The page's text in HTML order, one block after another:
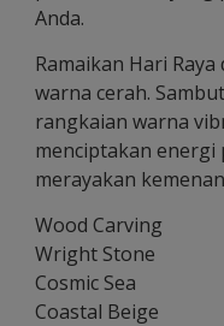
Anda.
Ramaikan Hari
warna cerah.
rangkaian warna
menciptakan energi
merayakan
Wood Carving
Wright Stone
Cosmic Sea
Coastal Beige